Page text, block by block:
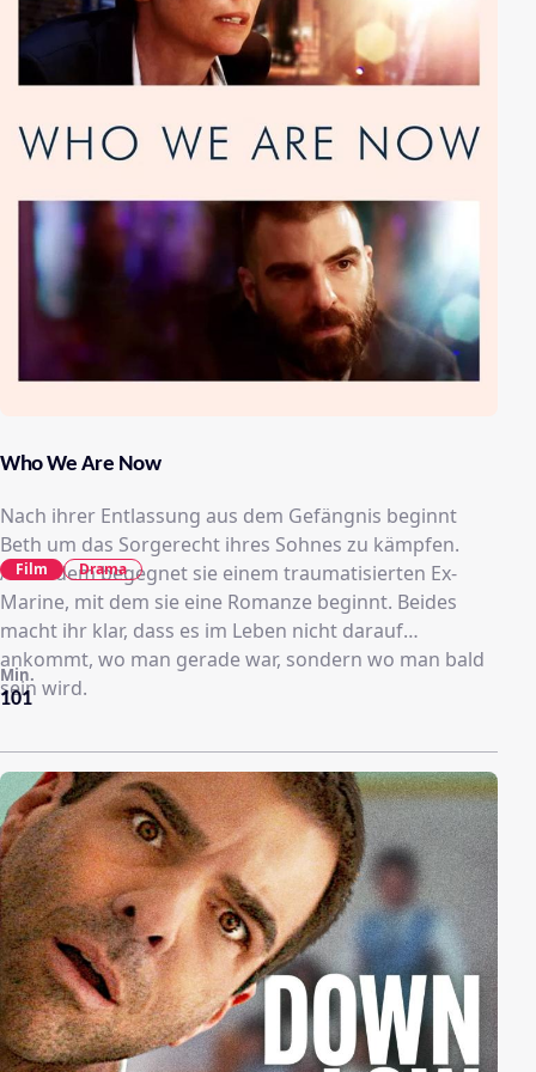
Who We Are Now
Nach ihrer Entlassung aus dem Gefängnis beginnt
Beth um das Sorgerecht ihres Sohnes zu kämpfen.
Außerdem begegnet sie einem traumatisierten Ex-
Marine, mit dem sie eine Romanze beginnt. Beides
macht ihr klar, dass es im Leben nicht darauf
ankommt, wo man gerade war, sondern wo man bald
sein wird.
101
Min.
Film Drama